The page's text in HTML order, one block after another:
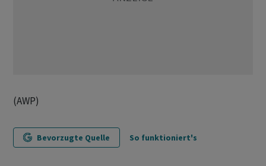
(AWP)
Bevorzugte Quelle So funktioniert's